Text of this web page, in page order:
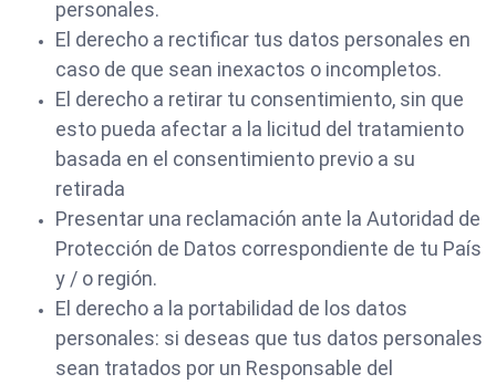
personales.
El derecho a rectificar tus datos personales en
caso de que sean inexactos o incompletos.
El derecho a retirar tu consentimiento, sin que
esto pueda afectar a la licitud del tratamiento
basada en el consentimiento previo a su
retirada
Presentar una reclamación ante la Autoridad de
Protección de Datos correspondiente de tu País
y / o región.
El derecho a la portabilidad de los datos
personales: si deseas que tus datos personales
sean tratados ​​por un Responsable del